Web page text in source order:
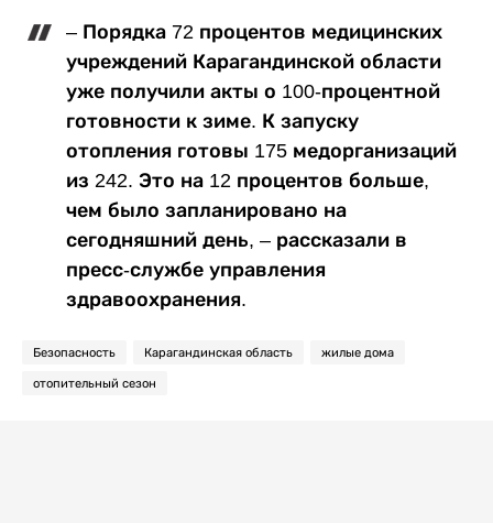
– Порядка 72 процентов медицинских
учреждений Карагандинской области
уже получили акты о 100-процентной
готовности к зиме. К запуску
отопления готовы 175 медорганизаций
из 242. Это на 12 процентов больше,
чем было запланировано на
сегодняшний день, – рассказали в
пресс-службе управления
здравоохранения.
Безопасность Карагандинская область жилые дома
отопительный сезон